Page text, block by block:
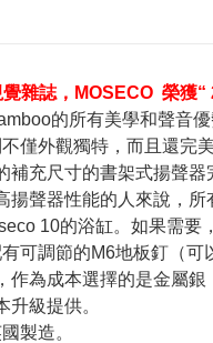
雜誌，MOSECO 榮獲“
的所有美學和聲音
僅外觀獨特，而且還完
充尺寸的書架式揚聲器
揚聲器性能的人來說，
10的浴缸。如果需要
可調節的M6地板釘（
作為成本選擇的是金屬
升級提供。
製造。